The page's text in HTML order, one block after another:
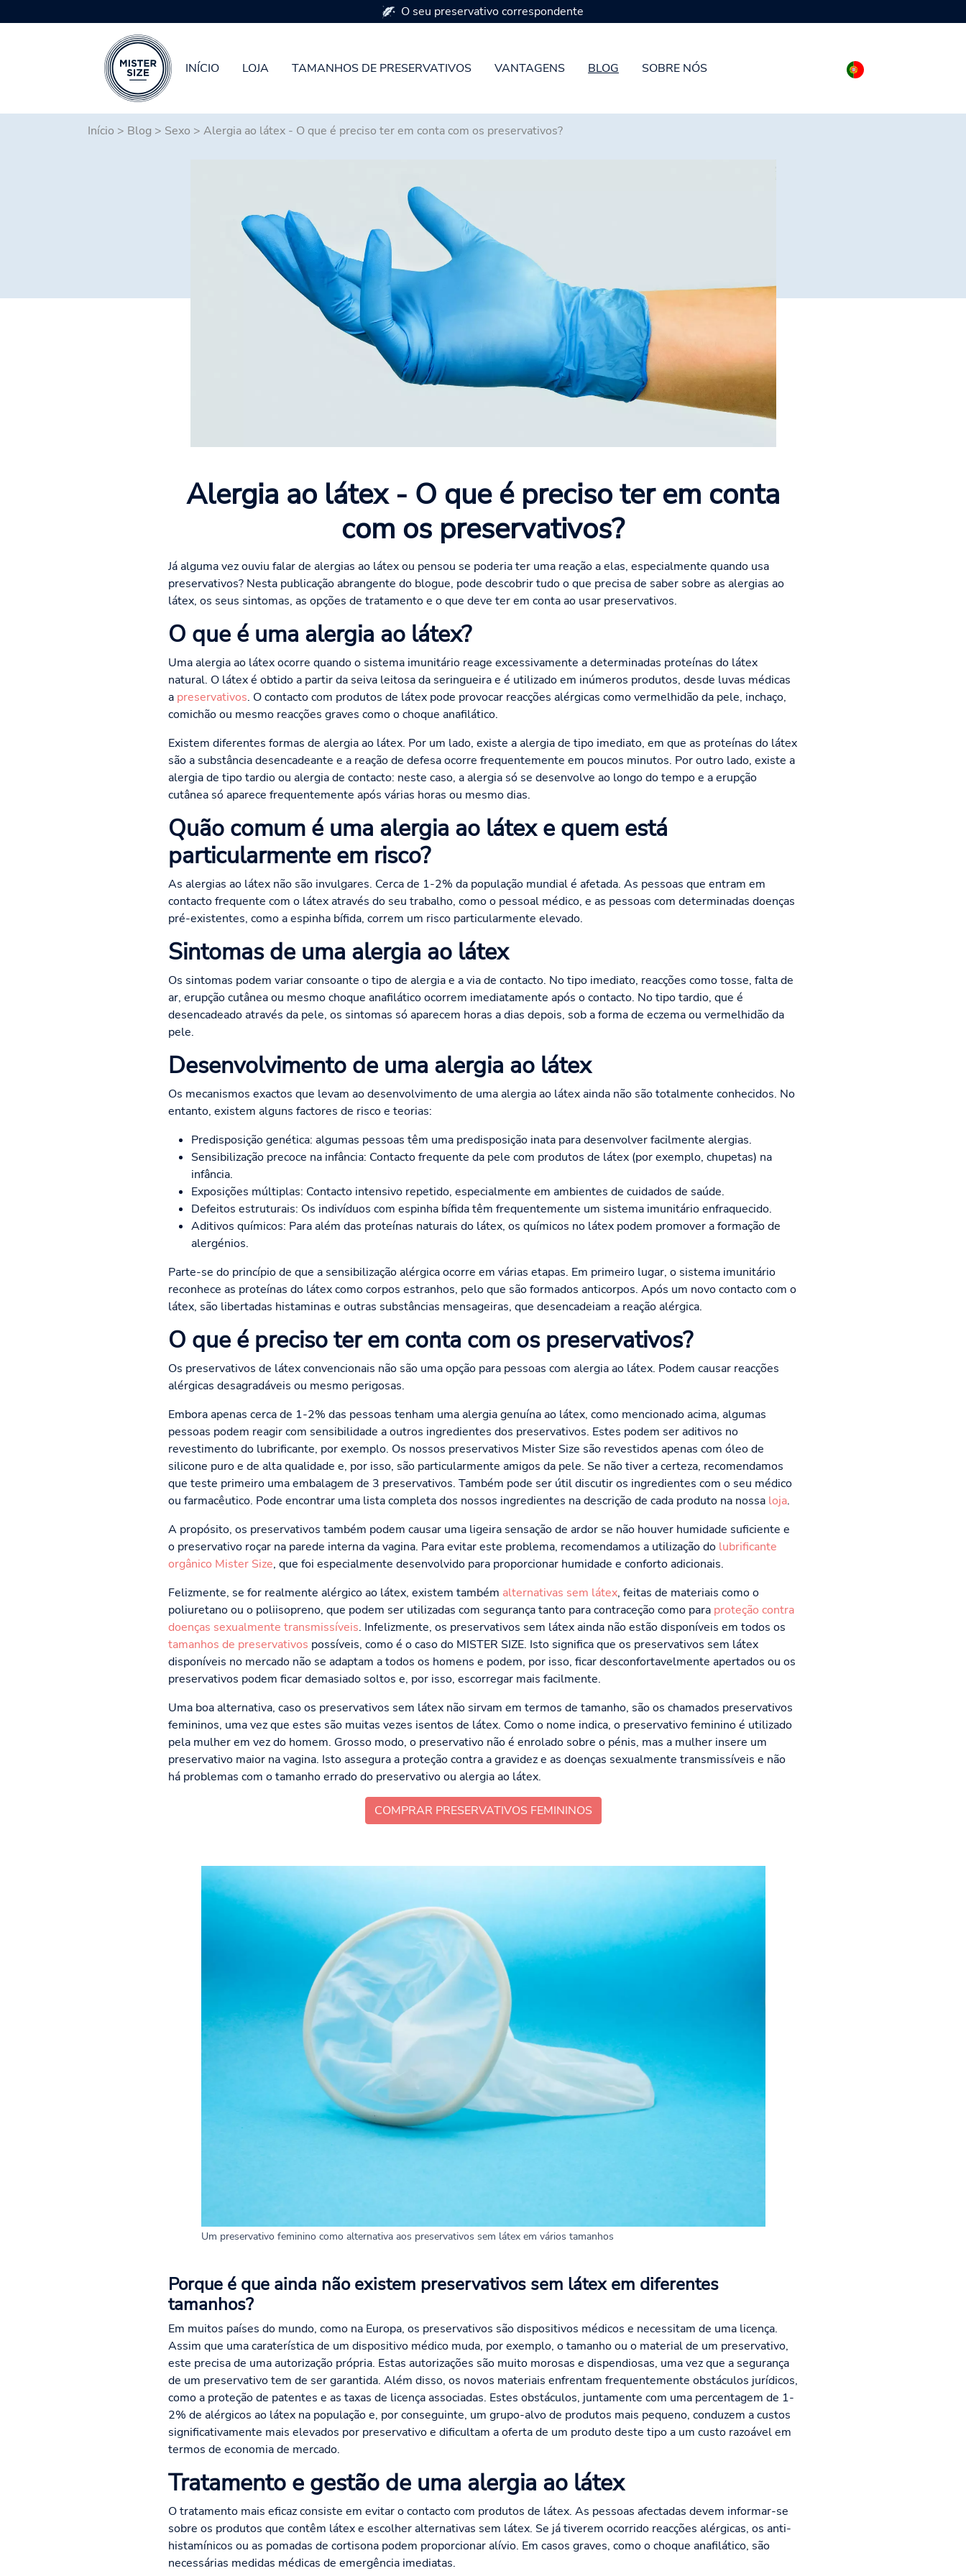
Skip to main content
INÍCIO LOJA TAMANHOS DE PRESERVATIVOS VANTAGENS BLOG SOBRE NÓS
Disponível em 7 tamanhos de preservativos
Início > Blog > Sexo > Alergia ao látex - O que é preciso ter em conta com os preservativos?
Alergia ao látex - O que é preciso ter em conta
com os preservativos?
Já alguma vez ouviu falar de alergias ao látex ou pensou se poderia ter uma reação a elas, especialmente quando usa
preservativos? Nesta publicação abrangente do blogue, pode descobrir tudo o que precisa de saber sobre as alergias ao
látex, os seus sintomas, as opções de tratamento e o que deve ter em conta ao usar preservativos.
O que é uma alergia ao látex?
Uma alergia ao látex ocorre quando o sistema imunitário reage excessivamente a determinadas proteínas do látex
natural. O látex é obtido a partir da seiva leitosa da seringueira e é utilizado em inúmeros produtos, desde luvas médicas
a preservativos. O contacto com produtos de látex pode provocar reacções alérgicas como vermelhidão da pele, inchaço,
comichão ou mesmo reacções graves como o choque anafilático.
Existem diferentes formas de alergia ao látex. Por um lado, existe a alergia de tipo imediato, em que as proteínas do látex
são a substância desencadeante e a reação de defesa ocorre frequentemente em poucos minutos. Por outro lado, existe a
alergia de tipo tardio ou alergia de contacto: neste caso, a alergia só se desenvolve ao longo do tempo e a erupção
cutânea só aparece frequentemente após várias horas ou mesmo dias.
Quão comum é uma alergia ao látex e quem está
particularmente em risco?
As alergias ao látex não são invulgares. Cerca de 1-2% da população mundial é afetada. As pessoas que entram em
contacto frequente com o látex através do seu trabalho, como o pessoal médico, e as pessoas com determinadas doenças
pré-existentes, como a espinha bífida, correm um risco particularmente elevado.
Sintomas de uma alergia ao látex
Os sintomas podem variar consoante o tipo de alergia e a via de contacto. No tipo imediato, reacções como tosse, falta de
ar, erupção cutânea ou mesmo choque anafilático ocorrem imediatamente após o contacto. No tipo tardio, que é
desencadeado através da pele, os sintomas só aparecem horas a dias depois, sob a forma de eczema ou vermelhidão da
pele.
Desenvolvimento de uma alergia ao látex
Os mecanismos exactos que levam ao desenvolvimento de uma alergia ao látex ainda não são totalmente conhecidos. No
entanto, existem alguns factores de risco e teorias:
Predisposição genética: algumas pessoas têm uma predisposição inata para desenvolver facilmente alergias.
Sensibilização precoce na infância: Contacto frequente da pele com produtos de látex (por exemplo, chupetas) na
infância.
Exposições múltiplas: Contacto intensivo repetido, especialmente em ambientes de cuidados de saúde.
Defeitos estruturais: Os indivíduos com espinha bífida têm frequentemente um sistema imunitário enfraquecido.
Aditivos químicos: Para além das proteínas naturais do látex, os químicos no látex podem promover a formação de
alergénios.
Parte-se do princípio de que a sensibilização alérgica ocorre em várias etapas. Em primeiro lugar, o sistema imunitário
reconhece as proteínas do látex como corpos estranhos, pelo que são formados anticorpos. Após um novo contacto com o
látex, são libertadas histaminas e outras substâncias mensageiras, que desencadeiam a reação alérgica.
O que é preciso ter em conta com os preservativos?
Os preservativos de látex convencionais não são uma opção para pessoas com alergia ao látex. Podem causar reacções
alérgicas desagradáveis ou mesmo perigosas.
Embora apenas cerca de 1-2% das pessoas tenham uma alergia genuína ao látex, como mencionado acima, algumas
pessoas podem reagir com sensibilidade a outros ingredientes dos preservativos. Estes podem ser aditivos no
revestimento do lubrificante, por exemplo. Os nossos preservativos Mister Size são revestidos apenas com óleo de
silicone puro e de alta qualidade e, por isso, são particularmente amigos da pele. Se não tiver a certeza, recomendamos
que teste primeiro uma embalagem de 3 preservativos. Também pode ser útil discutir os ingredientes com o seu médico
ou farmacêutico. Pode encontrar uma lista completa dos nossos ingredientes na descrição de cada produto na nossa loja.
A propósito, os preservativos também podem causar uma ligeira sensação de ardor se não houver humidade suficiente e
o preservativo roçar na parede interna da vagina. Para evitar este problema, recomendamos a utilização do lubrificante
orgânico Mister Size, que foi especialmente desenvolvido para proporcionar humidade e conforto adicionais.
Felizmente, se for realmente alérgico ao látex, existem também alternativas sem látex, feitas de materiais como o
poliuretano ou o poliisopreno, que podem ser utilizadas com segurança tanto para contraceção como para proteção contra
doenças sexualmente transmissíveis. Infelizmente, os preservativos sem látex ainda não estão disponíveis em todos os
tamanhos de preservativos possíveis, como é o caso do MISTER SIZE. Isto significa que os preservativos sem látex
disponíveis no mercado não se adaptam a todos os homens e podem, por isso, ficar desconfortavelmente apertados ou os
preservativos podem ficar demasiado soltos e, por isso, escorregar mais facilmente.
Uma boa alternativa, caso os preservativos sem látex não sirvam em termos de tamanho, são os chamados preservativos
femininos, uma vez que estes são muitas vezes isentos de látex. Como o nome indica, o preservativo feminino é utilizado
pela mulher em vez do homem. Grosso modo, o preservativo não é enrolado sobre o pénis, mas a mulher insere um
preservativo maior na vagina. Isto assegura a proteção contra a gravidez e as doenças sexualmente transmissíveis e não
há problemas com o tamanho errado do preservativo ou alergia ao látex.
COMPRAR PRESERVATIVOS FEMININOS
Um preservativo feminino como alternativa aos preservativos sem látex em vários tamanhos
Porque é que ainda não existem preservativos sem látex em diferentes
tamanhos?
Em muitos países do mundo, como na Europa, os preservativos são dispositivos médicos e necessitam de uma licença.
Assim que uma caraterística de um dispositivo médico muda, por exemplo, o tamanho ou o material de um preservativo,
este precisa de uma autorização própria. Estas autorizações são muito morosas e dispendiosas, uma vez que a segurança
de um preservativo tem de ser garantida. Além disso, os novos materiais enfrentam frequentemente obstáculos jurídicos,
como a proteção de patentes e as taxas de licença associadas. Estes obstáculos, juntamente com uma percentagem de 1-
2% de alérgicos ao látex na população e, por conseguinte, um grupo-alvo de produtos mais pequeno, conduzem a custos
significativamente mais elevados por preservativo e dificultam a oferta de um produto deste tipo a um custo razoável em
termos de economia de mercado.
Tratamento e gestão de uma alergia ao látex
O tratamento mais eficaz consiste em evitar o contacto com produtos de látex. As pessoas afectadas devem informar-se
sobre os produtos que contêm látex e escolher alternativas sem látex. Se já tiverem ocorrido reacções alérgicas, os anti-
histamínicos ou as pomadas de cortisona podem proporcionar alívio. Em casos graves, como o choque anafilático, são
necessárias medidas médicas de emergência imediatas.